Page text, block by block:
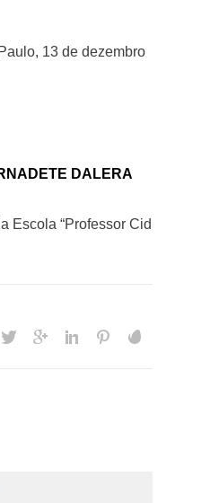
13 de dezembro
DALERA
Escola “Professor Cid